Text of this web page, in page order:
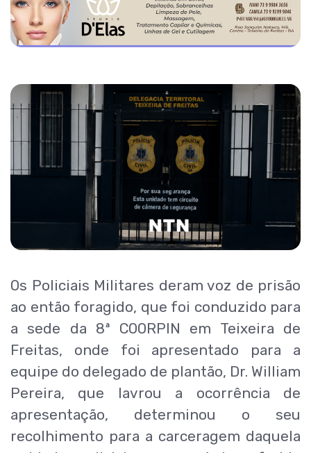
Os Policiais Militares deram voz de prisão
ao então foragido, que foi conduzido para
a sede da 8ª COORPIN em Teixeira de
Freitas, onde foi apresentado para a
equipe do delegado de plantão, Dr. William
Pereira, que lavrou a ocorrência de
apresentação, determinou o seu
recolhimento para a carceragem daquela